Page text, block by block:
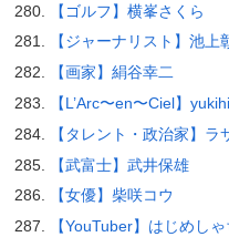
【ゴルフ】横峯さくら
【ジャーナリスト】池上
【画家】絹谷幸二
【L’Arc〜en〜Ciel】
【タレント・政治家】ラ
【武富士】武井保雄
【女優】柴咲コウ
【YouTuber】はじめし